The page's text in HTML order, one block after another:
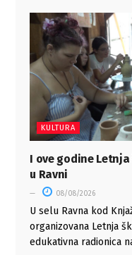
KULTURA
I ove godine
u Ravni
08/08/2026
U selu Ravna kod
organizovana Letnja
edukativna radionica